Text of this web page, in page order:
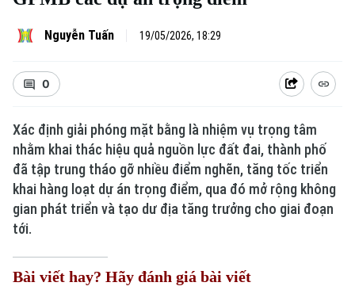
Nguyễn Tuấn 19/05/2026, 18:29
0
Xác định giải phóng mặt bằng là nhiệm vụ trọng tâm
nhằm khai thác hiệu quả nguồn lực đất đai, thành phố
đã tập trung tháo gỡ nhiều điểm nghẽn, tăng tốc triển
khai hàng loạt dự án trọng điểm, qua đó mở rộng không
gian phát triển và tạo dư địa tăng trưởng cho giai đoạn
tới.
Bài viết hay? Hãy đánh giá bài viết